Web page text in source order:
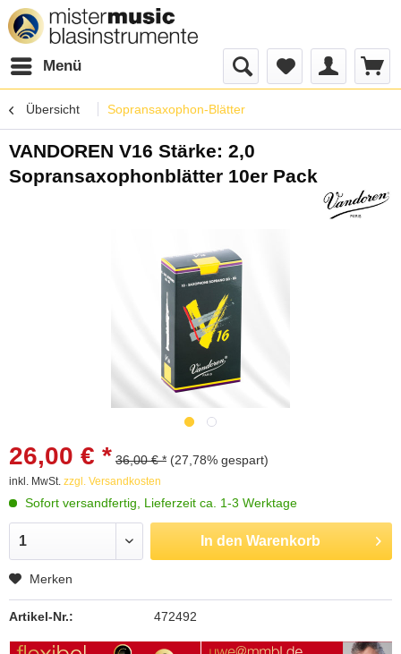
Menü
Übersicht Sopransaxophon-Blätter
VANDOREN V16 Stärke: 2,0
Sopransaxophonblätter 10er Pack
26,00 € * 36,00 € * (27,78% gespart)
inkl. MwSt. zzgl. Versandkosten
Sofort versandfertig, Lieferzeit ca. 1-3 Werktage
In den Warenkorb
Merken
Artikel-Nr.: 472492